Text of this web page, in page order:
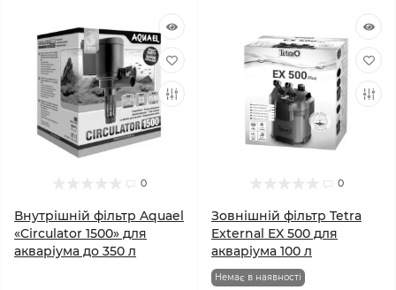
0
Внутрішній фільтр Aquael
«Circulator 1500» для
акваріума до 350 л
0
Зовнішній фільтр Tetra
External EX 500 для
акваріума 100 л
Немає в наявності